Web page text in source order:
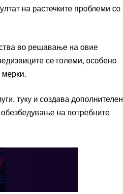
на растечките проблеми со
во решавање на овие
се големи, особено
мерки.
туку и создава дополнителен
на потребните